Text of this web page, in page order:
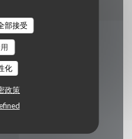
部接受
化
政策
间
星